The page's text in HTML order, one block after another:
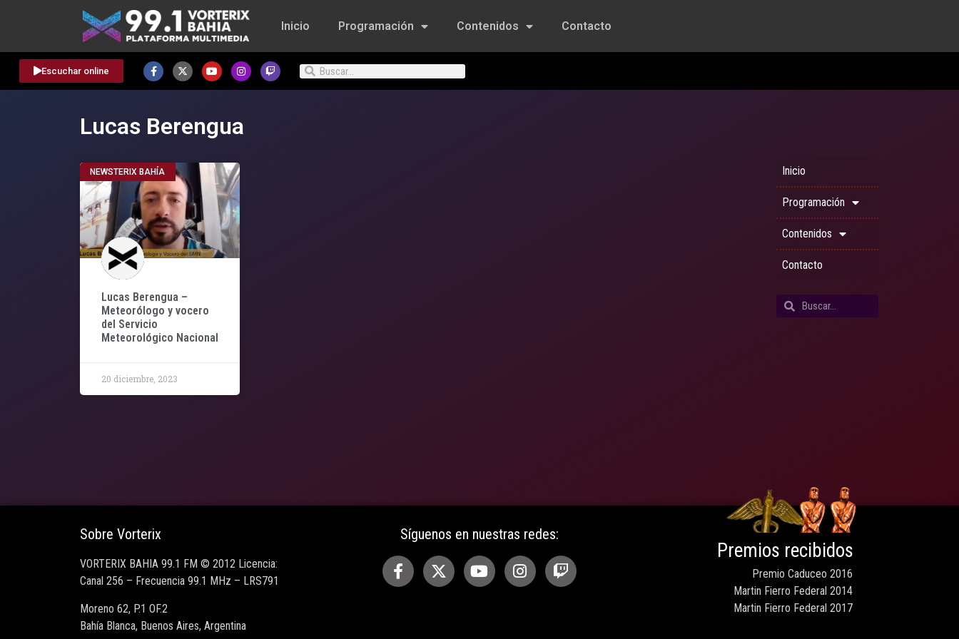
Inicio Programación Contenidos Contacto
Escuchar online
Lucas Berengua
NEWSTERIX BAHÍA
Lucas Berengua –
Meteorólogo y vocero
del Servicio
Meteorológico Nacional
20 diciembre, 2023
Inicio
Programación
Contenidos
Contacto
Sobre Vorterix
VORTERIX BAHIA 99.1 FM © 2012 Licencia:
Canal 256 – Frecuencia 99.1 MHz – LRS791
Moreno 62, P.1 OF.2
Bahía Blanca, Buenos Aires, Argentina
Síguenos en nuestras redes:
Premios recibidos
Premio Caduceo 2016
Martin Fierro Federal 2014
Martin Fierro Federal 2017